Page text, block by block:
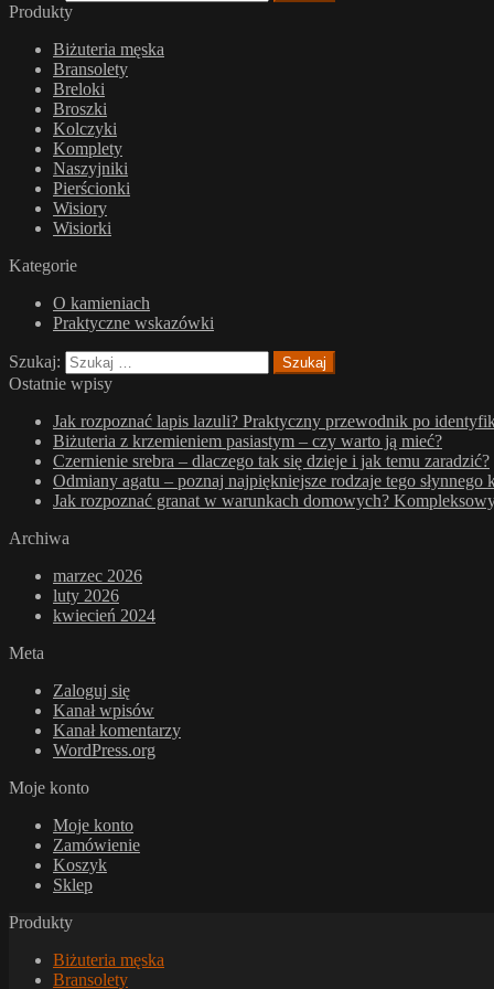
Produkty
Biżuteria męska
Bransolety
Breloki
Broszki
Kolczyki
Komplety
Naszyjniki
Pierścionki
Wisiory
Wisiorki
Kategorie
O kamieniach
Praktyczne wskazówki
Szukaj:
Ostatnie wpisy
Jak rozpoznać lapis lazuli? Praktyczny przewodnik po
Biżuteria z krzemieniem pasiastym – czy warto ją mieć?
Czernienie srebra – dlaczego tak się dzieje i jak temu zaradzić?
Odmiany agatu – poznaj najpiękniejsze rodzaje tego słynnego
Jak rozpoznać granat w warunkach domowych?
Archiwa
marzec 2026
luty 2026
kwiecień 2024
Meta
Zaloguj się
Kanał wpisów
Kanał komentarzy
WordPress.org
Moje konto
Moje konto
Zamówienie
Koszyk
Sklep
Produkty
Biżuteria męska
Bransolety